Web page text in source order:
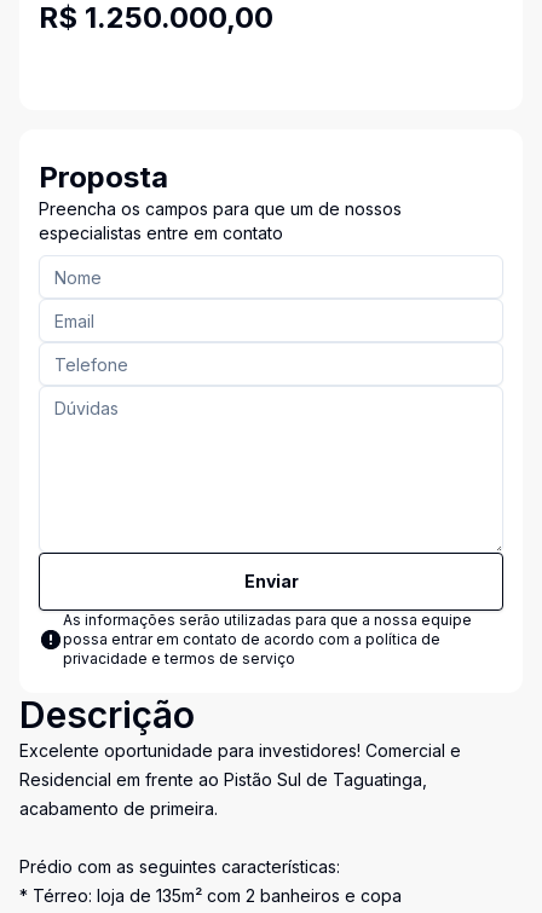
R$ 1.250.000,00
Proposta
Preencha os campos para que um de nossos
especialistas entre em contato
Enviar
As informações serão utilizadas para que a nossa equipe
possa entrar em contato de acordo com a política de
privacidade e termos de serviço
Descrição
Excelente oportunidade para investidores! Comercial e
Residencial em frente ao Pistão Sul de Taguatinga,
acabamento de primeira.
Prédio com as seguintes características:
* Térreo: loja de 135m² com 2 banheiros e copa